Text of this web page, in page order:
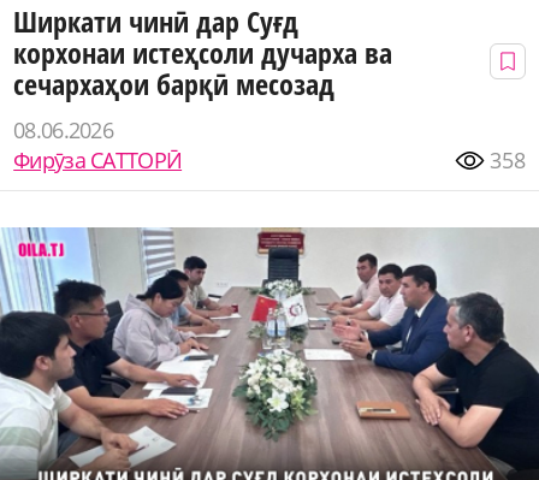
Ширкати чинӣ дар Суғд
корхонаи истеҳсоли дучарха ва
сечархаҳои барқӣ месозад
08.06.2026
Фирӯза САТТОРӢ
358